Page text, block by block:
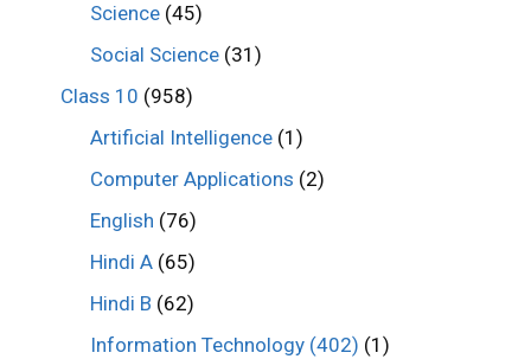
Science (45)
Social Science (31)
Class 10 (958)
Artificial Intelligence (1)
Computer Applications (2)
English (76)
Hindi A (65)
Hindi B (62)
Information Technology (402) (1)